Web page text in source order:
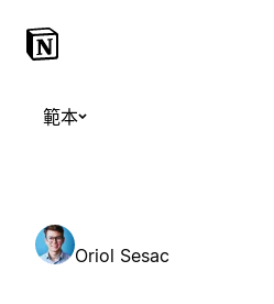
範本
Oriol Sesac